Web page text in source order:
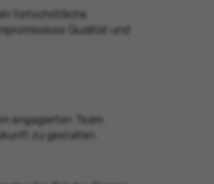
fortschrittliche
Qualität und
engagierten Team
zu gestalten.